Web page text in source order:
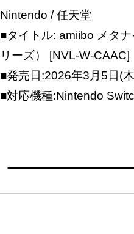
Nintendo / 任天堂
■タイトル: amiibo メタ
リーズ） [NVL-W-CAAC]
■発売日:2026年3月5日(
■対応機種:Nintendo